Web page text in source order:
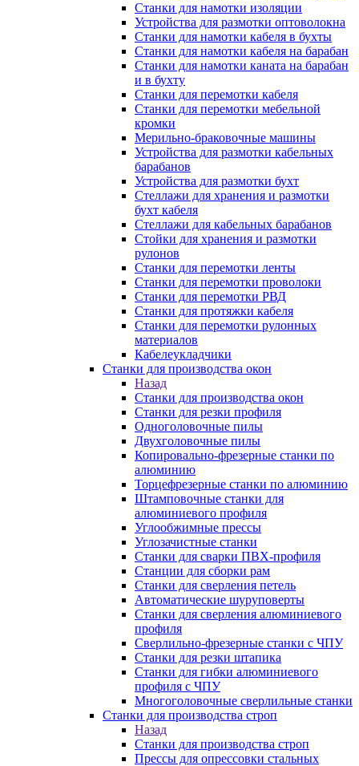
Станки для намотки изоляции
Устройства для размотки оптоволокна
Станки для намотки кабеля в бухты
Станки для намотки кабеля на барабан
Станки для намотки каната на барабан
и в бухту
Станки для перемотки кабеля
Станки для перемотки мебельной
кромки
Мерильно-браковочные машины
Устройства для размотки кабельных
барабанов
Устройства для размотки бухт
Стеллажи для хранения и размотки
бухт кабеля
Стеллажи для кабельных барабанов
Стойки для хранения и размотки
рулонов
Станки для перемотки ленты
Станки для перемотки проволоки
Станки для перемотки РВД
Станки для протяжки кабеля
Станки для перемотки рулонных
материалов
Кабелеукладчики
Станки для производства окон
Назад
Станки для производства окон
Станки для резки профиля
Одноголовочные пилы
Двухголовочные пилы
Копировально-фрезерные станки по
алюминию
Торцефрезерные станки по алюминию
Штамповочные станки для
алюминиевого профиля
Углообжимные прессы
Углозачистные станки
Станки для сварки ПВХ-профиля
Станции для сборки рам
Станки для сверления петель
Автоматические шуруповерты
Станки для сверления алюминиевого
профиля
Сверлильно-фрезерные станки с ЧПУ
Станки для резки штапика
Станки для гибки алюминиевого
профиля с ЧПУ
Многоголовочные сверлильные станки
Станки для производства строп
Назад
Станки для производства строп
Прессы для опрессовки стальных